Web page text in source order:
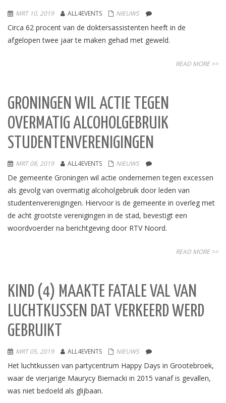
MRT 10, 2019 ALL4EVENTS NIEUWS
Circa 62 procent van de doktersassistenten heeft in de
afgelopen twee jaar te maken gehad met geweld.
READ MORE >>
GRONINGEN WIL ACTIE TEGEN
OVERMATIG ALCOHOLGEBRUIK
STUDENTENVERENIGINGEN
MRT 08, 2019 ALL4EVENTS NIEUWS
De gemeente Groningen wil actie ondernemen tegen excessen
als gevolg van overmatig alcoholgebruik door leden van
studentenverenigingen. Hiervoor is de gemeente in overleg met
de acht grootste verenigingen in de stad, bevestigt een
woordvoerder na berichtgeving door RTV Noord.
READ MORE >>
KIND (4) MAAKTE FATALE VAL VAN
LUCHTKUSSEN DAT VERKEERD WERD
GEBRUIKT
MRT 05, 2019 ALL4EVENTS NIEUWS
Het luchtkussen van partycentrum Happy Days in Grootebroek,
waar de vierjarige Maurycy Biernacki in 2015 vanaf is gevallen,
was niet bedoeld als glijbaan.